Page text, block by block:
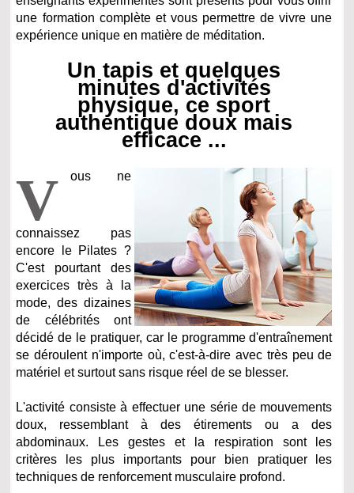
une formation complète et vous permettre de vivre une
expérience unique en matière de méditation.
Un tapis et quelques
minutes d'activités
physique, ce sport
authentique doux mais
efficace ...
V ous ne
connaissez pas
encore le Pilates ?
C'est pourtant des
exercices très à la
mode, des dizaines
de célébrités ont
décidé de le pratiquer, car le programme d'entraînement
se déroulent n'importe où, c'est-à-dire avec très peu de
matériel et surtout sans risque réel de se blesser.
L'activité consiste à effectuer une série de mouvements
doux, ressemblant à des étirements ou a des
abdominaux. Les gestes et la respiration sont les
critères les plus importants pour bien pratiquer les
techniques de renforcement musculaire profond.